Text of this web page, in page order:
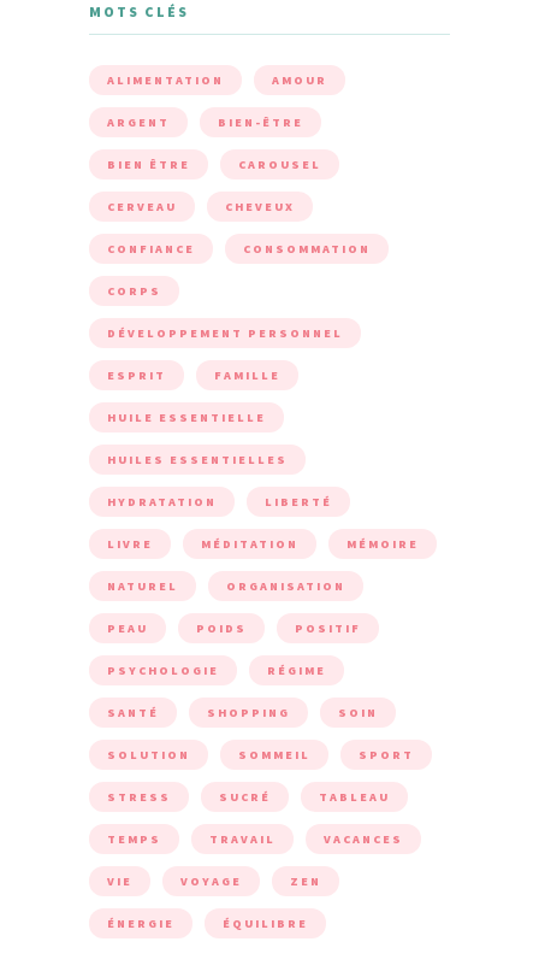
MOTS CLÉS
ALIMENTATION AMOUR
ARGENT BIEN-ÊTRE
BIEN ÊTRE CAROUSEL
CERVEAU CHEVEUX
CONFIANCE CONSOMMATION
CORPS
DÉVELOPPEMENT PERSONNEL
ESPRIT FAMILLE
HUILE ESSENTIELLE
HUILES ESSENTIELLES
HYDRATATION LIBERTÉ
LIVRE MÉDITATION MÉMOIRE
NATUREL ORGANISATION
PEAU POIDS POSITIF
PSYCHOLOGIE RÉGIME
SANTÉ SHOPPING SOIN
SOLUTION SOMMEIL SPORT
STRESS SUCRÉ TABLEAU
TEMPS TRAVAIL VACANCES
VIE VOYAGE ZEN
ÉNERGIE ÉQUILIBRE